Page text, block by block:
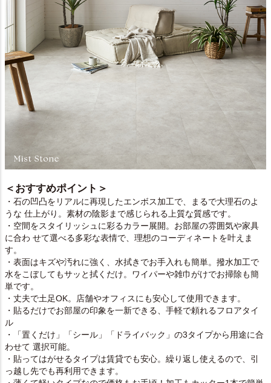
＜おすすめポイント＞
・石の凹凸をリアルに再現したエンボス加工で、まるで大理石のよ
うな 仕上がり。素材の陰影まで感じられる上質な質感です。
・空間をスタイリッシュに彩るカラー展開。お部屋の雰囲気や家具
に合わ せて選べる多彩な表情で、理想のコーディネートを叶えま
す。
・表面はキズや汚れに強く、水拭きでお手入れも簡単。撥水加工で
水をこぼしてもサッと拭くだけ。ワイパーや雑巾がけでお掃除も簡
単です。
・丈夫で土足OK。店舗やオフィスにも安心して使用できます。
・貼るだけでお部屋の印象を一新できる、手軽で頼れるフロアタイ
ル
・「置くだけ」「シール」「ドライバック」の3タイプから用途に合
わせて 選択可能。
・貼ってはがせるタイプは賃貸でも安心。繰り返し使えるので、引
っ越し先でも再利用できます。